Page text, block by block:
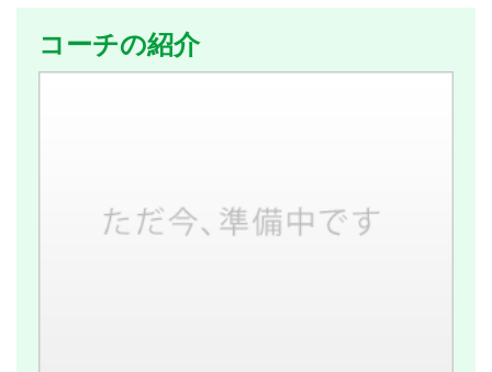
コーチの紹介